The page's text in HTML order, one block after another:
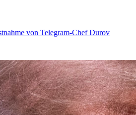
von Telegram-Chef Durov